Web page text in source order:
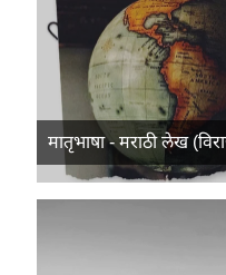
मातृभाषा - मराठी लेख